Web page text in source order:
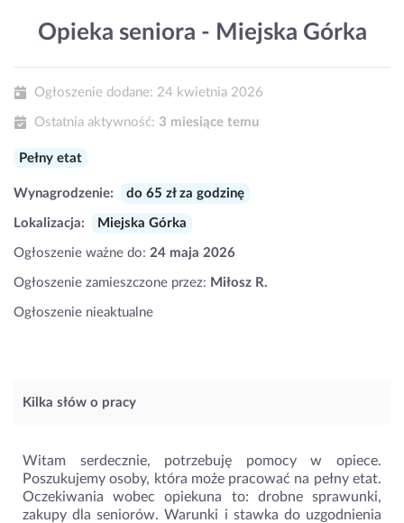
Opieka seniora - Miejska Górka
Ogłoszenie dodane: 24 kwietnia 2026
Ostatnia aktywność: 3 miesiące temu
Pełny etat
Wynagrodzenie: do 65 zł za godzinę
Lokalizacja: Miejska Górka
Ogłoszenie ważne do: 24 maja 2026
Ogłoszenie zamieszczone przez: Miłosz R.
Ogłoszenie nieaktualne
Kilka słów o pracy
Witam serdecznie, potrzebuję pomocy w opiece.
Poszukujemy osoby, która może pracować na pełny etat.
Oczekiwania wobec opiekuna to: drobne sprawunki,
zakupy dla seniorów. Warunki i stawka do uzgodnienia